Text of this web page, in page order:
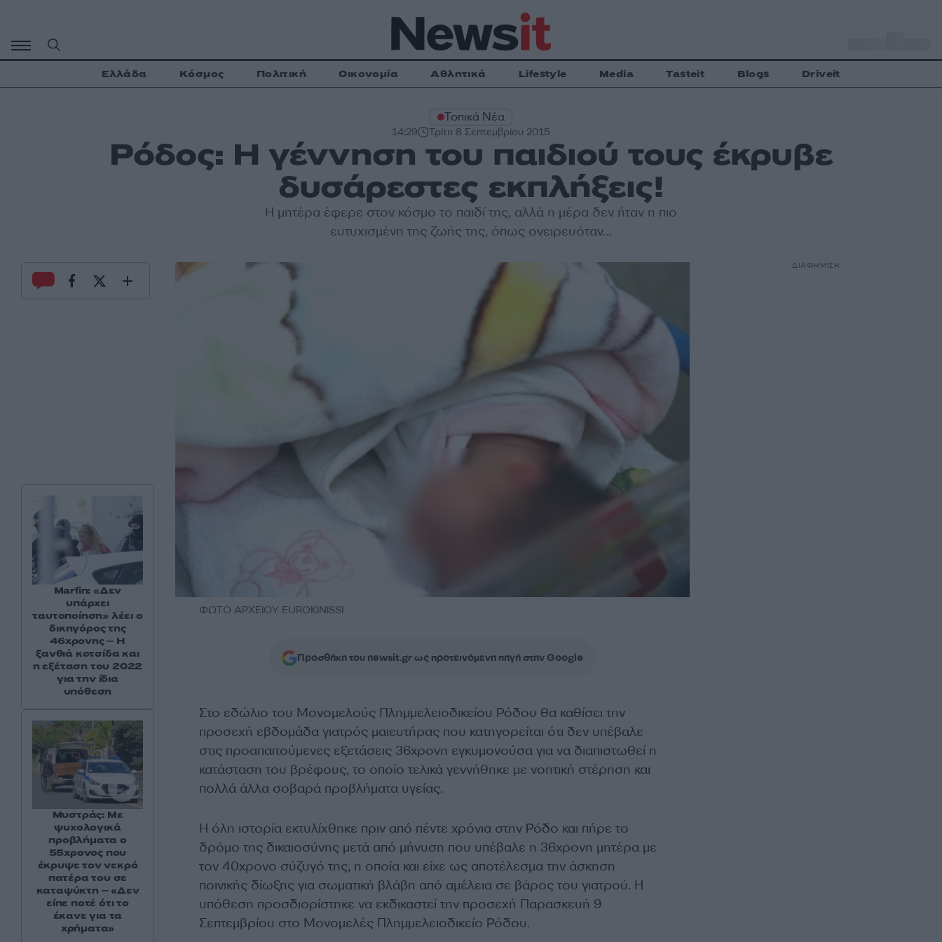
περιεχόμενο
Ελλάδα Κόσμος Πολιτική Οικονομία Αθλητικά Lifestyle Media Tasteit Blogs Driveit
Τοπικά Νέα
14:29 Τρίτη 8 Σεπτεμβρίου 2015
Ρόδος: Η γέννηση του παιδιού τους έκρυβε
δυσάρεστες εκπλήξεις!
Η μητέραέφερε στον κόσμο το παιδίτης, αλλά η μέρα δεν ήταν η πιο
ευτυχισμένη της ζωής της, όπως ονειρευόταν...
ΦΩΤΟ ΑΡΧΕΙΟΥ EUROKINISSI
Προσθήκη του newsit.gr ως προτεινόμενη πηγή στην Google
Στο εδώλιο του Μονομελούς Πλημμελειοδικείου Ρόδου θα καθίσει την
προσεχή εβδομάδα γιατρός μαιευτήρας που κατηγορείται ότι δεν υπέβαλε
στις προαπαιτούμενες εξετάσεις 36χρονη εγκυμονούσα για να διαπιστωθεί η
κατάσταση του βρέφους, το οποίο τελικά γεννήθηκε με νοητική στέρηση και
πολλά άλλα σοβαρά προβλήματα υγείας.
Η όλη ιστορία εκτυλίχθηκε πριν από πέντε χρόνια στην Ρόδο και πήρε το
δρόμο της δικαιοσύνης μετά από μήνυση που υπέβαλε η 36χρονη μητέρα με
τον 40χρονο σύζυγό της, η οποία και είχε ως αποτέλεσμα την άσκηση
ποινικής δίωξης για σωματική βλάβη από αμέλεια σε βάρος του γιατρού. Η
υπόθεση προσδιορίστηκε να εκδικαστεί την προσεχή Παρασκευή 9
Σεπτεμβρίου στο Μονομελές Πλημμελειοδικείο Ρόδου.
Marfin: «Δεν
υπάρχει
ταυτοποίηση» λέει ο
δικηγόρος της
46χρονης – Η
ξανθιά κοτσίδα και
η εξέταση του 2022
για την ίδια
υπόθεση
Μυστράς: Με
ψυχολογικά
προβλήματα ο
55χρονος που
έκρυψε τον νεκρό
πατέρα του σε
καταψύκτη – «Δεν
είπε ποτέ ότι το
έκανε για τα
χρήματα»
ΔΙΑΦΗΜΙΣΗ